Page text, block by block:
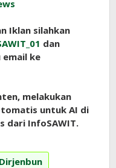
Iklan silahkan
dan
email ke
melakukan
untuk AI di
dari InfoSAWIT.
Dirjenbun